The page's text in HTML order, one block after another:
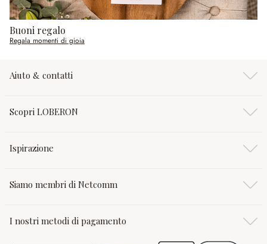
Buoni regalo
Regala momenti di gioia
Aiuto & contatti
Scopri LOBERON
Ispirazione
Siamo membri di Netcomm
I nostri metodi di pagamento